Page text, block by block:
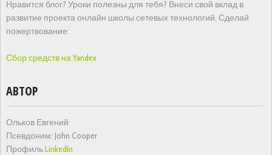
Нравится блог? Уроки полезны для тебя? Внеси свой вклад в
развитие проекта онлайн школы сетевых технологий. Сделай
пожертвование:
Сбор средств на Yandex
АВТОР
Ольков Евгений
Псевдоним: John Cooper
ПрофильLinkedIn